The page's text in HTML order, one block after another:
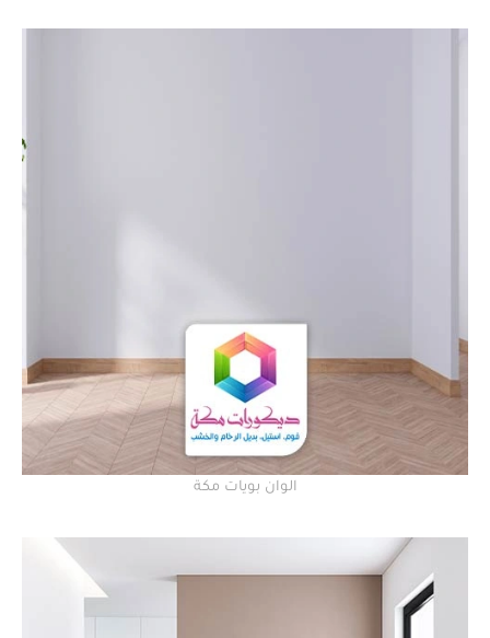
الوان بويات مكة